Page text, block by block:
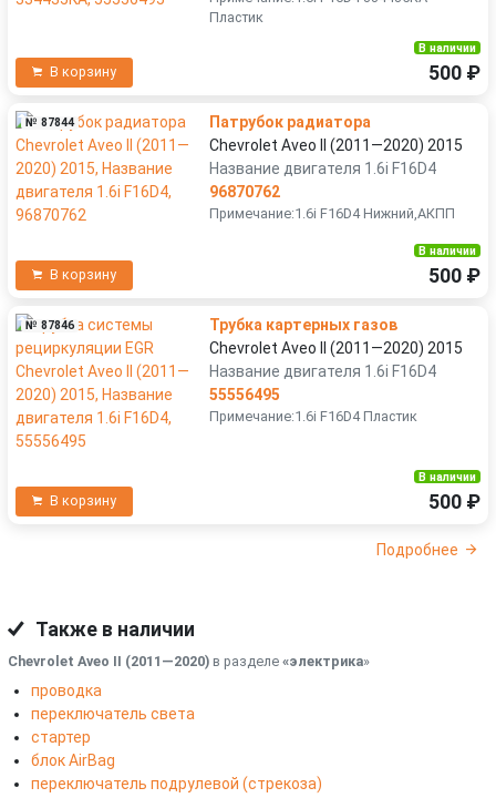
Пластик
В корзину
В наличии
500 ₽
№ 87844
Патрубок радиатора
Chevrolet Aveo II (2011—2020) 2015
Название двигателя 1.6i F16D4
96870762
Примечание:1.6i F16D4 Нижний,АКПП
В корзину
В наличии
500 ₽
№ 87846
Трубка картерных газов
Chevrolet Aveo II (2011—2020) 2015
Название двигателя 1.6i F16D4
55556495
Примечание:1.6i F16D4 Пластик
В корзину
В наличии
500 ₽
Подробнее
Также в наличии
Chevrolet Aveo II (2011—2020) в разделе «электрика»
проводка
переключатель света
стартер
блок AirBag
переключатель подрулевой (стрекоза)